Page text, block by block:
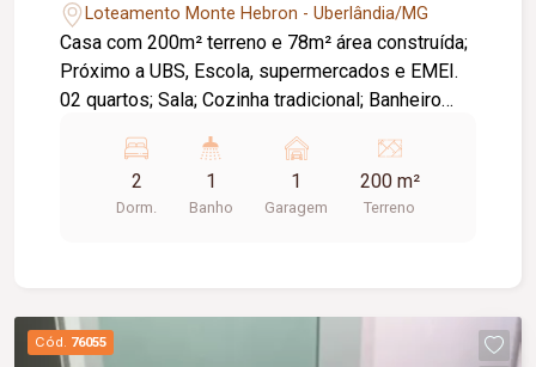
Loteamento Monte Hebron - Uberlândia/MG
Casa com 200m² terreno e 78m² área construída;
Próximo a UBS, Escola, supermercados e EMEI.
02 quartos; Sala; Cozinha tradicional; Banheiro
Aceita financiamento.
2
Dorm.
1
Banho
1
Garagem
200 m²
Terreno
Cód. 76055